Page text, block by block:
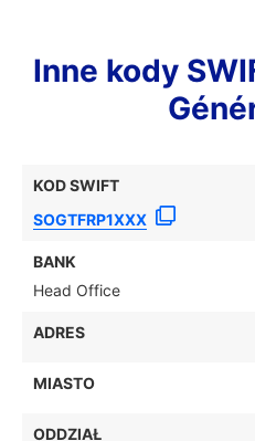
Inne kody
KOD SWIFT
SOGTFRP1XXX
BANK
Head Office
ADRES
MIASTO
ODDZIAŁ